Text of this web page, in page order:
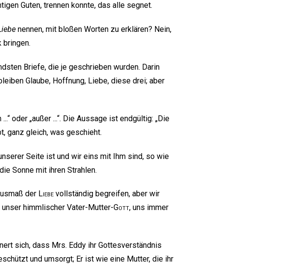
Guten, trennen konnte, das alle segnet.
nennen, mit bloßen Worten zu erklären? Nein,
bringen.
Briefe, die je geschrieben wurden. Darin
Glaube, Hoffnung, Liebe, diese drei; aber
oder „außer ...“. Die Aussage ist endgültig: „Die
ganz gleich, was geschieht.
Seite ist und wir eins mit Ihm sind, so wie
Sonne mit ihren Strahlen.
der Liebe vollständig begreifen, aber wir
unser himmlischer Vater-Mutter-Gott, uns immer
sich, dass Mrs. Eddy ihr Gottesverständnis
und umsorgt; Er ist wie eine Mutter, die ihr